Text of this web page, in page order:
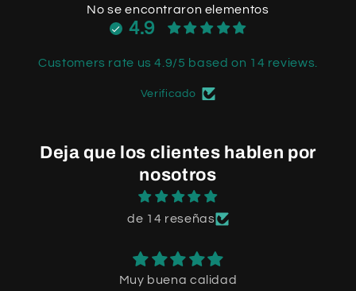
No se encontraron elementos
4.9
Customers rate us 4.9/5 based on 14 reviews.
Verificado
Deja que los clientes hablen por
nosotros
de 14 reseñas
Muy buena calidad